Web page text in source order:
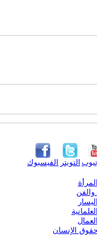
الفيسبوك التويتر
والفن
حقوق الإنسان